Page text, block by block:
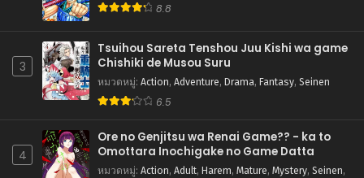
8.8
3
Tsuihou Sareta Tenshou Juu Kishi wa game
Chishiki de Musou Suru
หมวดหมู่: Action, Adventure, Drama, Fantasy, Seinen
6.5
4
Ore no Genjitsu wa Renai Game?? - ka to
Omottara Inochigake no Game Datta
หมวดหมู่: Action, Adult, Harem, Mature, Mystery, Seinen,